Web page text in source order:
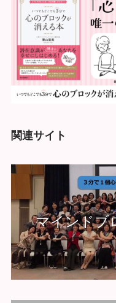
関連サイト
マインドブ